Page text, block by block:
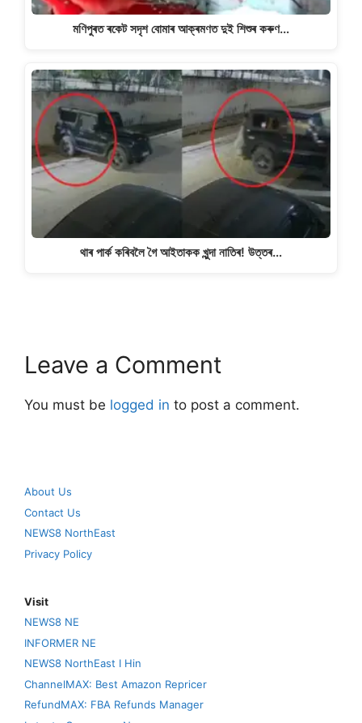
মণিপুৰত ৰকেট সদৃশ বোমাৰ আক্ৰমণত দুই শিশুৰ কৰুণ…
থাৰ পাৰ্ক কৰিবলৈ গৈ আইতাকক খুন্দা নাতিৰ! উত্তৰ…
Leave a Comment
You must be logged in to post a comment.
About Us
Contact Us
NEWS8 NorthEast
Privacy Policy
Visit
NEWS8 NE
INFORMER NE
NEWS8 NorthEast I Hin
ChannelMAX: Best Amazon Repricer
RefundMAX: FBA Refunds Manager